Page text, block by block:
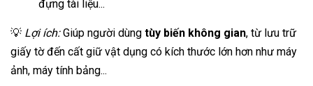
đựng tài liệu...
💡 Lợi ích:Giúp người dùng tùy biến không gian, từ lưu trữ
giấy tờ đến cất giữ vật dụng có kích thước lớn hơn như máy
ảnh, máy tính bảng...